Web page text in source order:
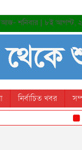
আজ- শনিবার | ৮ই আগস্ট,
নির্বাচিত খবর